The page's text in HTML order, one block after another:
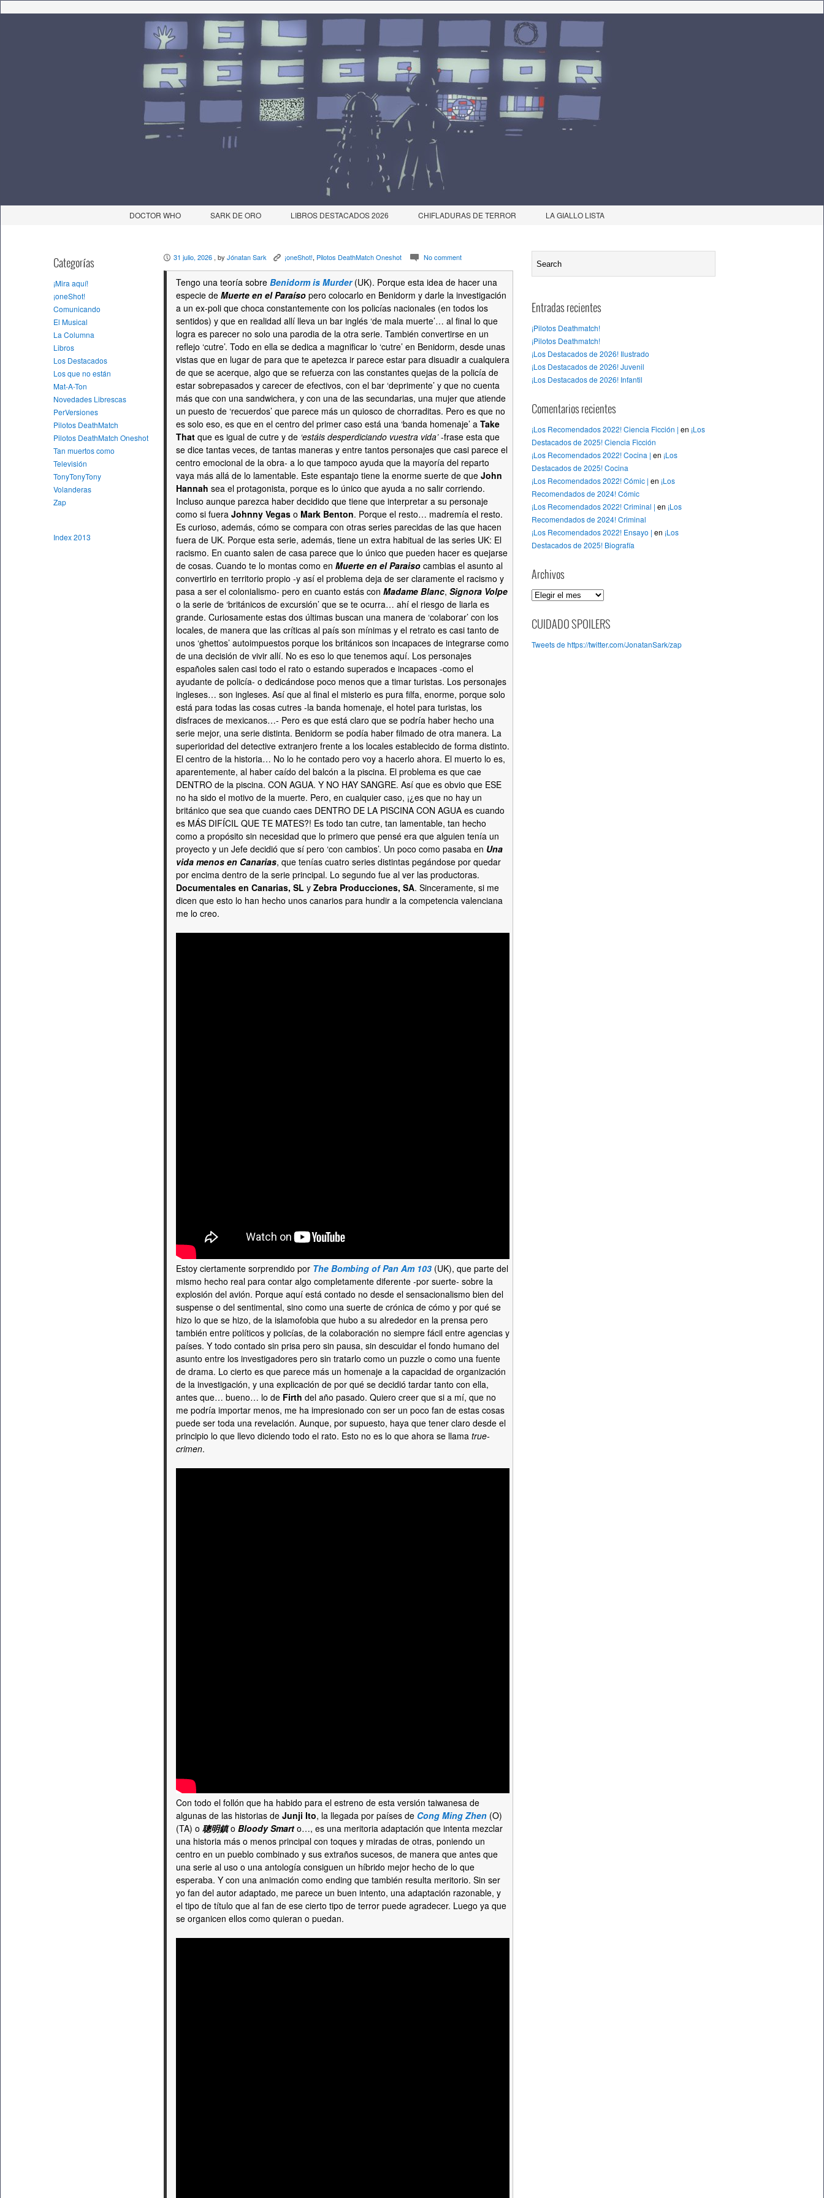
DOCTOR WHO SARK DE ORO LIBROS DESTACADOS 2026 CHIFLADURAS DE TERROR LA GIALLO LISTA
Categorías
¡Mira aquí!
¡oneShot!
Comunicando
El Musical
La Columna
Libros
Los Destacados
Los que no están
Mat-A-Ton
Novedades Librescas
PerVersiones
Pilotos DeathMatch
Pilotos DeathMatch Oneshot
Tan muertos como
Televisión
TonyTonyTony
Volanderas
Zap
Index 2013
P 31 julio, 2026 , by Jónatan Sark K ¡oneShot!, Pilotos DeathMatch Oneshot c No comment
Tengo una teoría sobre Benidorm is Murder(UK). Porque esta idea de hacer una
especie de Muerte en el Paraíso pero colocarlo en Benidorm y darle la investigación
a un ex-poli que choca constantemente con los policías nacionales (en todos los
sentidos) y que en realidad allí lleva un bar inglés ‘de mala muerte’… al final lo que
logra es parecer no solo una parodia de la otra serie. También convertirse en un
reflejo ‘cutre’. Todo en ella se dedica a magnificar lo ‘cutre’ en Benidorm, desde unas
vistas que en lugar de para que te apetezca ir parece estar para disuadir a cualquiera
de que se acerque, algo que se refuerza con las constantes quejas de la policía de
estar sobrepasados y carecer de efectivos, con el bar ‘deprimente’ y que no cuenta
más que con una sandwichera, y con una de las secundarias, una mujer que atiende
un puesto de ‘recuerdos’ que parece más un quiosco de chorraditas. Pero es que no
es solo eso, es que en el centro del primer caso está una ‘banda homenaje’ a Take
That que es igual de cutre y de ‘estáis desperdiciando vuestra vida’-frase esta que
se dice tantas veces, de tantas maneras y entre tantos personajes que casi parece el
centro emocional de la obra- a lo que tampoco ayuda que la mayoría del reparto
vaya más allá de lo lamentable. Este espantajo tiene la enorme suerte de que John
Hannah sea el protagonista, porque es lo único que ayuda a no salir corriendo.
Incluso aunque parezca haber decidido que tiene que interpretar a su personaje
como si fuera Johnny Vegas o Mark Benton. Porque el resto… madremía el resto.
Es curioso, además, cómo se compara con otras series parecidas de las que hacen
fuera de UK. Porque esta serie, además, tiene un extra habitual de las series UK: El
racismo. En cuanto salen de casa parece que lo único que pueden hacer es quejarse
de cosas. Cuando te lo montas como en Muerte en el Paraiso cambias el asunto al
convertirlo en territorio propio -y así el problema deja de ser claramente el racismo y
pasa a ser el colonialismo- pero en cuanto estás con Madame Blanc, Signora Volpe
o la serie de ‘británicos de excursión’ que se te ocurra… ahí el riesgo de liarla es
grande. Curiosamente estas dos últimas buscan una manera de ‘colaborar’ con los
locales, de manera que las críticas al país son mínimas y el retrato es casi tanto de
unos ‘ghettos’ autoimpuestos porque los británicos son incapaces de integrarse como
de una decisión de vivir allí. No es eso lo que tenemos aquí. Los personajes
españoles salen casi todo el rato o estando superados e incapaces -como el
ayudante de policía- o dedicándose poco menos que a timar turistas. Los personajes
ingleses… son ingleses. Así que al final el misterio es pura filfa, enorme, porque solo
está para todas las cosas cutres -la banda homenaje, el hotel para turistas, los
disfraces de mexicanos…- Pero es que está claro que se podría haber hecho una
serie mejor, una serie distinta. Benidorm se podía haber filmado de otra manera. La
superioridad del detective extranjero frente a los locales establecido de forma distinto.
El centro de la historia… No lo he contado pero voy a hacerlo ahora. El muerto lo es,
aparentemente, al haber caído del balcón a la piscina. El problema es que cae
DENTRO de la piscina. CON AGUA. Y NO HAY SANGRE. Así que es obvio que ESE
no ha sido el motivo de la muerte. Pero, en cualquier caso, ¡¿es que no hay un
británico que sea que cuando caes DENTRO DE LA PISCINA CON AGUA es cuando
es MÁS DIFÍCIL QUE TE MATES?! Es todo tan cutre, tan lamentable, tan hecho
como a propósito sin necesidad que lo primero que pensé era que alguien tenía un
proyecto y un Jefe decidió que sí pero ‘con cambios’. Un poco como pasaba en Una
vida menos en Canarias, que tenías cuatro series distintas pegándose por quedar
por encima dentro de la serie principal. Lo segundo fue al ver las productoras.
Documentales en Canarias, SL y Zebra Producciones, SA. Sinceramente, si me
dicen que esto lo han hecho unos canarios para hundir a la competencia valenciana
me lo creo.
Estoy ciertamente sorprendido por The Bombing of Pan Am 103 (UK), que parte del
mismo hecho real para contar algo completamente diferente -por suerte- sobre la
explosión del avión. Porque aquí está contado no desde el sensacionalismo bien del
suspense o del sentimental, sino como una suerte de crónica de cómo y por qué se
hizo lo que se hizo, de la islamofobia que hubo a su alrededor en la prensa pero
también entre políticos y policías, de la colaboración no siempre fácil entre agencias y
países. Y todo contado sin prisa pero sin pausa, sin descuidar el fondo humano del
asunto entre los investigadores pero sin tratarlo como un puzzle o como una fuente
de drama. Lo cierto es que parece más un homenaje a la capacidad de organización
de la investigación, y una explicación de por qué se decidió tardar tanto con ella,
antes que… bueno… lo de Firth del año pasado. Quiero creer que si a mí, que no
me podría importar menos, me ha impresionado con ser un poco fan de estas cosas
puede ser toda una revelación. Aunque, por supuesto, haya que tener claro desde el
principio lo que llevo diciendo todo el rato. Esto no es lo que ahora se llama true-
crimen.
Con todo el follón que ha habido para el estreno de esta versión taiwanesa de
algunas de las historias de Junji Ito, la llegada por países de Cong Ming Zhen (O)
(TA) o 聰明鎮o Bloody Smart o…, es una meritoria adaptación que intenta mezclar
una historia más o menos principal con toques y miradas de otras, poniendo un
centro en un pueblo combinado y sus extraños sucesos, de manera que antes que
una serie al uso o una antología consiguen un híbrido mejor hecho de lo que
esperaba. Y con una animación como ending que también resulta meritorio. Sin ser
yo fan del autor adaptado, me parece un buen intento, una adaptación razonable, y
el tipo de título que al fan de ese cierto tipo de terror puede agradecer. Luego ya que
se organicen ellos como quieran o puedan.
Entradas recientes
¡Pilotos Deathmatch!
¡Pilotos Deathmatch!
¡Los Destacados de 2026! Ilustrado
¡Los Destacados de 2026! Juvenil
¡Los Destacados de 2026! Infantil
Comentarios recientes
¡Los Recomendados 2022! Ciencia Ficción | en ¡Los
Destacados de 2025! Ciencia Ficción
¡Los Recomendados 2022! Cocina | en ¡Los
Destacados de 2025! Cocina
¡Los Recomendados 2022! Cómic | en ¡Los
Recomendados de 2024! Cómic
¡Los Recomendados 2022! Criminal | en ¡Los
Recomendados de 2024! Criminal
¡Los Recomendados 2022! Ensayo | en ¡Los
Destacados de 2025! Biografía
Archivos
A
c
i
CUIDADO SPOILERS
Tweets de https://twitter.com/JonatanSark/zap